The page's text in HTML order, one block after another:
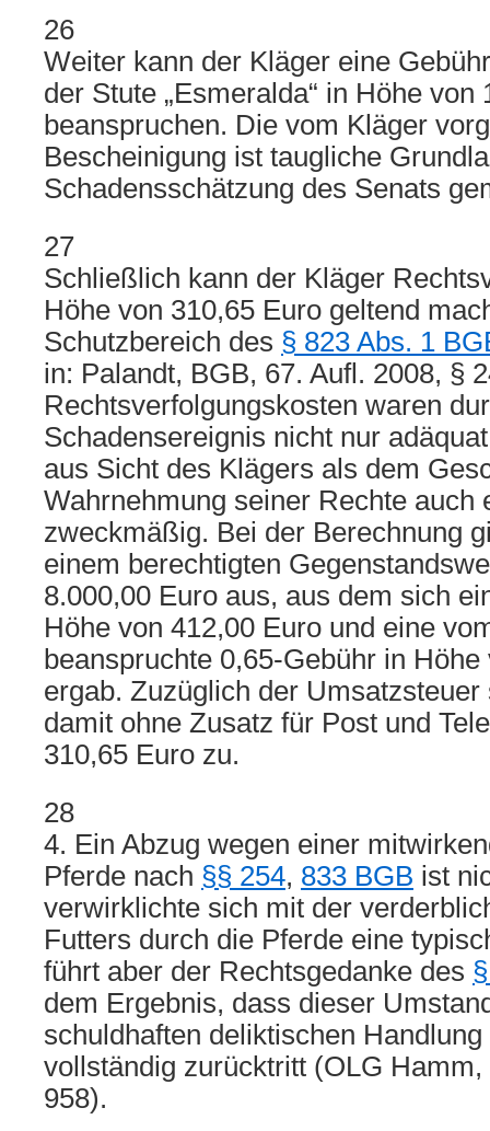
26
Weiter kann der Kläger eine
der Stute „Esmeralda“ in Höhe von
beanspruchen. Die vom Kläger
Bescheinigung ist taugliche
Schadensschätzung des Senats
27
Schließlich kann der Kläger
Höhe von 310,65 Euro geltend
Schutzbereich des § 823 Abs. 1
in: Palandt, BGB, 67. Aufl. 2008, §
Rechtsverfolgungskosten waren
Schadensereignis nicht nur
aus Sicht des Klägers als dem
Wahrnehmung seiner Rechte auch
zweckmäßig. Bei der Berechnung
einem berechtigten
8.000,00 Euro aus, aus dem sich
Höhe von 412,00 Euro und eine
beanspruchte 0,65-Gebühr in
ergab. Zuzüglich der
damit ohne Zusatz für Post und
310,65 Euro zu.
28
4. Ein Abzug wegen einer
Pferde nach §§ 254, 833 BGB ist
verwirklichte sich mit der
Futters durch die Pferde eine
führt aber der Rechtsgedanke des
dem Ergebnis, dass dieser
schuldhaften deliktischen
vollständig zurücktritt (OLG Hamm,
958).